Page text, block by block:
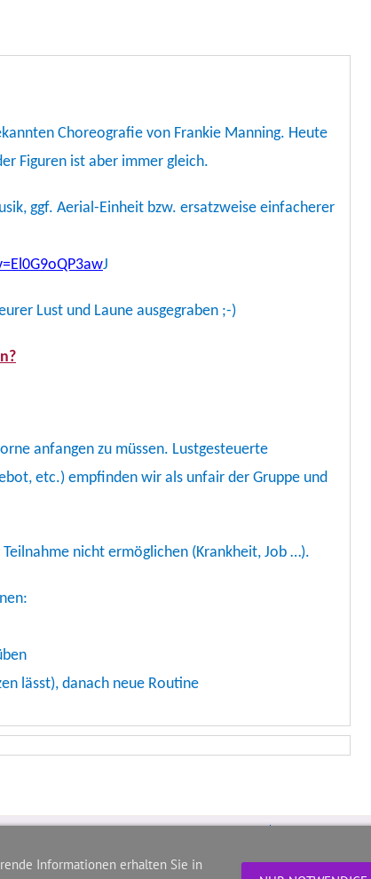
Choreografie von Frankie Manning. Heute
Figuren ist aber immer gleich.
ggf. Aerial-Einheit bzw. ersatzweise einfacherer
J
Lust und Laune ausgegraben ;-)
anfangen zu müssen. Lustgesteuerte
etc.) empfinden wir als unfair der Gruppe und
nicht ermöglichen (Krankheit, Job …).
lässt), danach neue Routine
& Änderungsmitteilung
Informationen erhalten Sie in